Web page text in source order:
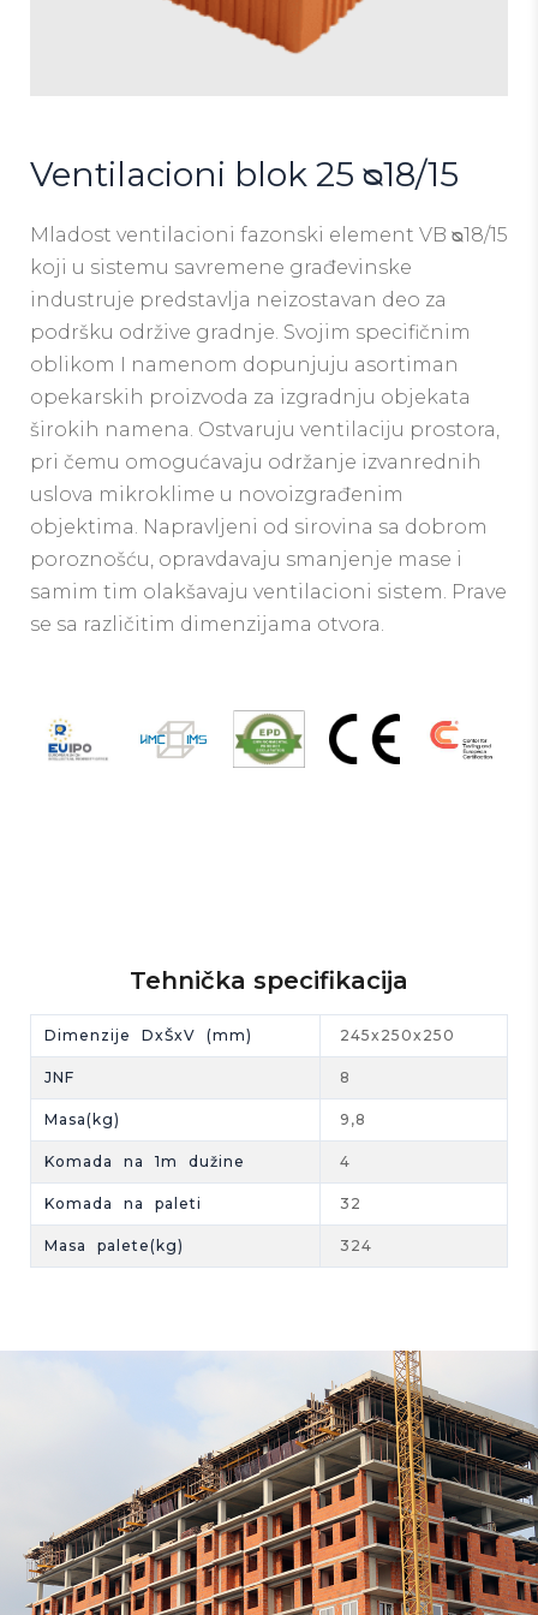
Ventilacioni blok 25 ᴓ18/15
Mladost ventilacioni fazonski element VB ᴓ18/15
koji u sistemu savremene građevinske
industruje predstavlja neizostavan deo za
podršku održive gradnje. Svojim specifičnim
oblikom I namenom dopunjuju asortiman
opekarskih proizvoda za izgradnju objekata
širokih namena. Ostvaruju ventilaciju prostora,
pri čemu omogućavaju održanje izvanrednih
uslova mikroklime u novoizgrađenim
objektima. Napravljeni od sirovina sa dobrom
poroznošću, opravdavaju smanjenje mase i
samim tim olakšavaju ventilacioni sistem. Prave
se sa različitim dimenzijama otvora.
Tehnička specifikacija
Dimenzije DxŠxV (mm) 245x250x250
JNF 8
Masa(kg) 9,8
Komada na 1m dužine 4
Komada na paleti 32
Masa palete(kg) 324